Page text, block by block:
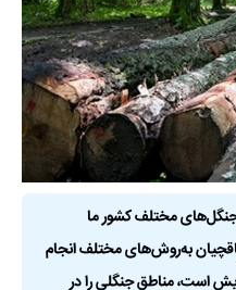
مختلف کشور ما
به‌روش‌های مختلف انجام
است، مناطق جنگلی را در